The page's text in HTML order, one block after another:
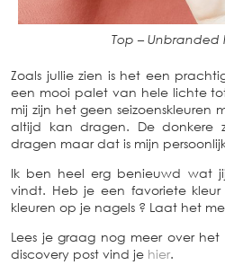
Top – Unbranded
Zoals jullie zien is het een
een mooi palet van hele lichte
mij zijn het geen seizoenskleuren
altijd kan dragen. De donkere
dragen maar dat is mijn
Ik ben heel erg benieuwd wat
vindt. Heb je een favoriete
kleuren op je nagels ? Laat het
Lees je graag nog meer over
discovery post vind je hier.